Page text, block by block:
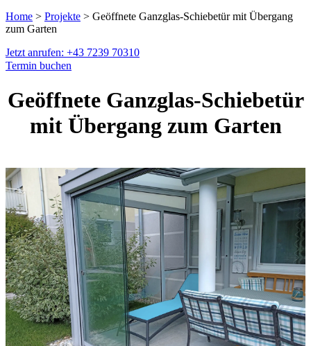
Home > Projekte > Geöffnete Ganzglas-Schiebetür mit Übergang
zum Garten
Jetzt anrufen: +43 7239 70310
Termin buchen
Geöffnete Ganzglas-Schiebetür
mit Übergang zum Garten